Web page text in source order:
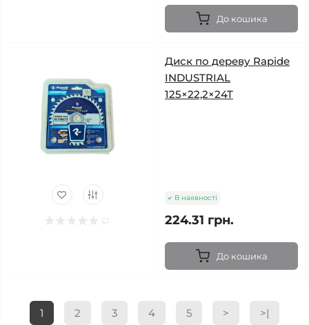
До кошика
Диск по дереву Rapide
INDUSTRIAL
125×22,2×24T
В наявності
224.31 грн.
До кошика
1 2 3 4 5 > >|